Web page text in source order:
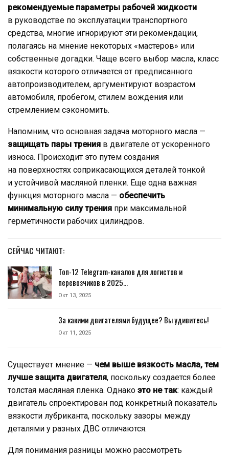
рекомендуемые параметры рабочей жидкости
в руководстве по эксплуатации транспортного
средства, многие игнорируют эти рекомендации,
полагаясь на мнение некоторых «мастеров» или
собственные догадки. Чаще всего выбор масла, класс
вязкости которого отличается от предписанного
автопроизводителем, аргументируют возрастом
автомобиля, пробегом, стилем вождения или
стремлением сэкономить.
Напомним, что основная задача моторного масла —
защищать пары трения в двигателе от ускоренного
износа. Происходит это путем создания
на поверхностях соприкасающихся деталей тонкой
и устойчивой масляной пленки. Еще одна важная
функция моторного масла — обеспечить
минимальную силу трения при максимальной
герметичности рабочих цилиндров.
СЕЙЧАС ЧИТАЮТ:
Топ-12 Telegram-каналов для логистов и
перевозчиков в 2025…
Окт 13, 2025
За какими двигателями будущее? Вы удивитесь!
Окт 11, 2025
Существует мнение — чем выше вязкость масла, тем
лучше защита двигателя, поскольку создается более
толстая масляная пленка. Однако это не так: каждый
двигатель спроектирован под конкретный показатель
вязкости лубриканта, поскольку зазоры между
деталями у разных ДВС отличаются.
Для понимания разницы можно рассмотреть